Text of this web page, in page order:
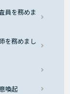
員を務めま
を務めまし
喚起